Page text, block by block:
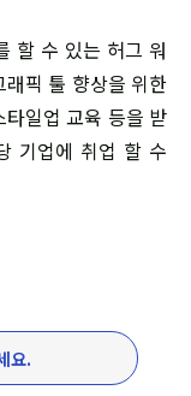
할 수 있는 허그 워
픽 툴 향상을 위한
일업 교육 등을 받
기업에 취업 할 수
요.